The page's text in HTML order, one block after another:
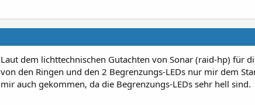
Laut dem lichttechnischen Gutachten von Sonar (raid-hp) für
von den Ringen und den 2 Begrenzungs-LEDs nur mir dem
mir auch gekommen, da die Begrenzungs-LEDs sehr hell sind.